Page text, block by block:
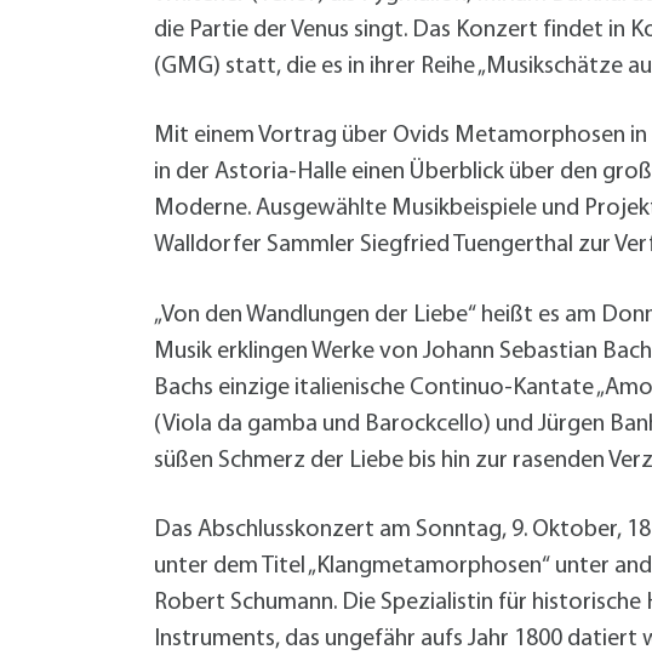
Hitze
Hilfe für die Ukraine
Forst
Fundsachen
Hilfe im Notfall
Geoportal
Bauanträge
Walldorf-Süd
Walldorf-Süd
Klimaschutzkonzept
Mitarbeiter von A bis Z
Öffentliche Toiletten
Satzungen, Verordnungen, Richtlinien
Schnittgut- und Recyclingplatz
Veranstaltungskalender
Was erledige ich wo?
Wegbeschreibung
Bürgermeister
Zentrale Verwaltung
Ordnung und Umwelt
Planen, Bauen, Immobilien
Wirtschaftsförderung
Öffentlichkeitsarbeit
Eigenbetrieb Wohnungswirtschaft
Termine Bürgerservice
Geld sparen
Service
Termine Bürgerservice
Termine Bürgerservice
Vortrag (VHS): Starkregen- und
Katastrophenvorsorge
Hitze
Starkregen Risikovorsorge
Termine Bürgerservice
Termine Bürgerservice
die Partie der Venus singt. Das Konzert findet in
(GMG) statt, die es in ihrer Reihe „Musikschätze
Mit einem Vortrag über Ovids Metamorphosen
in der Astoria-Halle einen Überblick über den
Moderne. Ausgewählte Musikbeispiele und
Walldorfer Sammler Siegfried Tuengerthal zur
„Von den Wandlungen der Liebe“ heißt es am
Musik erklingen Werke von Johann Sebastian
Bachs einzige italienische Continuo-Kantate
(Viola da gamba und Barockcello) und Jürgen
süßen Schmerz der Liebe bis hin zur rasenden
Das Abschlusskonzert am Sonntag, 9. Oktober,
unter dem Titel „Klangmetamorphosen“ unter
Robert Schumann. Die Spezialistin für
Instruments, das ungefähr aufs Jahr 1800